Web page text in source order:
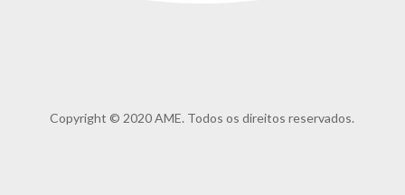
Copyright © 2020 AME. Todos os direitos reservados.